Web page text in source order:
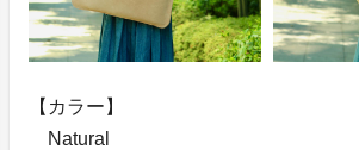
【カラー】
Natural